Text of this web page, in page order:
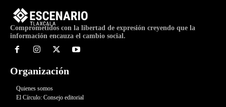
Comprometidos con la libertad de expresión creyendo que la
información encauza el cambio social.
Organización
Quienes somos
El Círculo: Consejo editorial